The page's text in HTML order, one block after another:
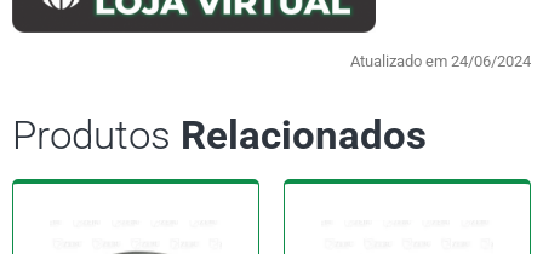
Atualizado em 24/06/2024
Produtos Relacionados